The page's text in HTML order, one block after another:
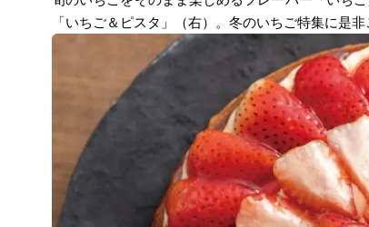
「いちご＆ピスタ」（右）。冬のいちご特集に是